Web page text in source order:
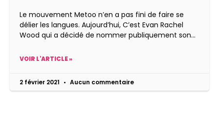
Le mouvement Metoo n’en a pas fini de faire se
délier les langues. Aujourd’hui, C’est Evan Rachel
Wood qui a décidé de nommer publiquement son
VOIR L'ARTICLE »
2 février 2021 Aucun commentaire